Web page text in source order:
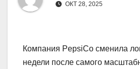
ОКТ 28, 2025
Компания PepsiCo сменила
недели после самого